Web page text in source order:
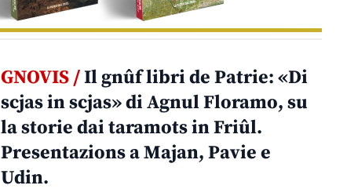
GNOVIS /Il gnûf libri de Patrie: «Di
scjas in scjas» di Agnul Floramo, su
la storie dai taramots in Friûl.
Presentazions a Majan, Pavie e
Udin.